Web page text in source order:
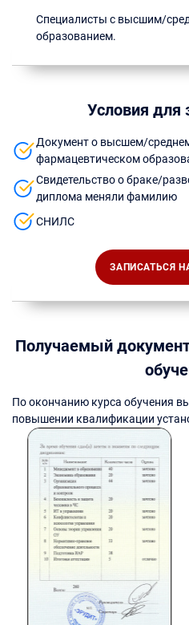
Специалисты с высшим/
образованием.
Условия для
Документ о высшем/
фармацевтическом
Свидетельство о браке/
диплома меняли фамилию
СНИЛС
ЗАПИСАТЬСЯ
Получаемый
По окончанию курса обучения
повышении квалификации